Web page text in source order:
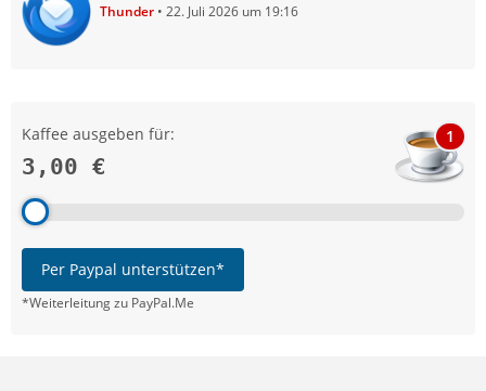
Thunder 22. Juli 2026 um 19:16
Kaffee ausgeben für:
3,00 €
1
Per Paypal unterstützen*
*Weiterleitung zu PayPal.Me